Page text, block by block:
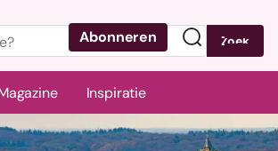
Abonneren Zoek
Inspiratie